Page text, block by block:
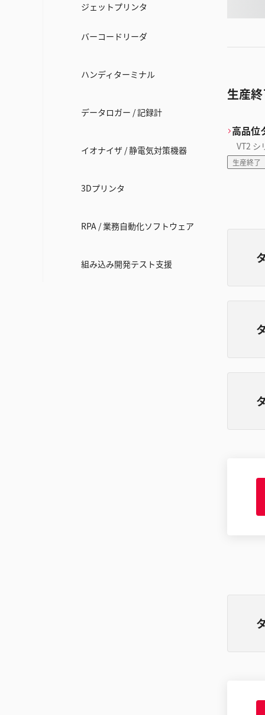
ジェットプリンタ
バーコードリーダ
ハンディターミナル
データロガー / 記録計
イオナイザ / 静電気対策機器
3Dプリンタ
RPA / 業務自動化ソフトウェア
組み込み開発テスト支援
生産
高品位
VT2 シ
生産終了